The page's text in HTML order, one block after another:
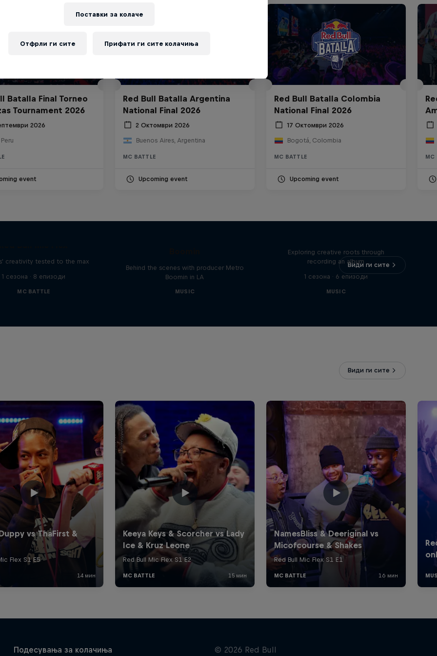
Batalla Final Torneo
Tournament 2026
2026
event
Red Bull Batalla Argentina
National Final 2026
2 Октомври 2026
Buenos Aires, Argentina
MC BATTLE
Upcoming event
Red Bull Batalla Colombia
National Final 2026
17 Октомври 2026
Bogotá, Colombia
MC BATTLE
Upcoming event
MC
Види ги сите
creativity tested to the max
1 сезона · 8 епизоди
MC BATTLE
Behind the scenes with producer Metro
Boomin in LA
MUSIC
Exploring creative roots through
recording an album
1 сезона · 6 епизоди
MUSIC
Види ги сите
Поставки за колачe
Отфрли ги сите Прифати ги сите колачиња